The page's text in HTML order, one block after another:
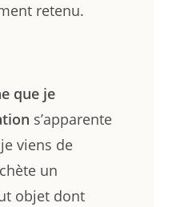
retenu.
que je
s’apparente
viens de
un
objet dont